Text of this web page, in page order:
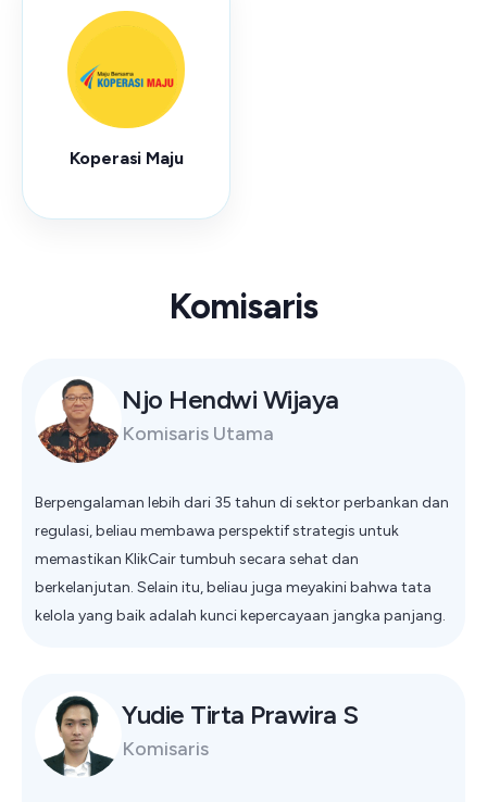
Koperasi Maju
Komisaris
Njo Hendwi Wijaya
Komisaris Utama
Berpengalaman lebih dari 35 tahun di sektor perbankan dan
regulasi, beliau membawa perspektif strategis untuk
memastikan KlikCair tumbuh secara sehat dan
berkelanjutan. Selain itu, beliau juga meyakini bahwa tata
kelola yang baik adalah kunci kepercayaan jangka panjang.
Yudie Tirta Prawira S
Komisaris